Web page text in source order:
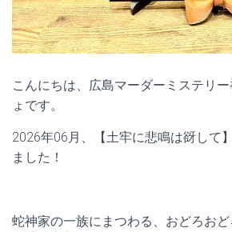
こんにちは、広島マーダーミステリ
ょです。
2026年06月、【土牢に悲鳴は谺して
ました！
蛇神家の一族にまつわる、おどろお